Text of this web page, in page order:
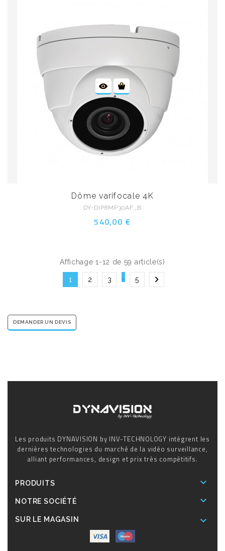
Dôme varifocale 4K
DY-DIP8MP30AF_B
540,00 €
Affichage 1-12 de 59 article(s)
1 2 3 5 
DEMANDER UN DEVIS
Les produits DYNAVISION by INV-TECHNOLOGY intègrent les
dernières technologies du marché de la vidéo surveillance,
alliant performances, design et prix très compétitifs.
PRODUITS 
NOTRE SOCIÉTÉ 
SUR LE MAGASIN 